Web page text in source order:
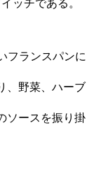
ッチである。
フランスパンに
、野菜、ハーブ
ソースを振り掛